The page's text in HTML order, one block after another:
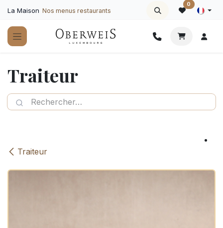
La Maison Nos menus restaurants
0
Traiteur
Traiteur